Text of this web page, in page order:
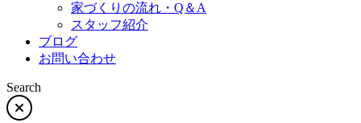
家づくりの流れ・Q＆A
スタッフ紹介
ブログ
お問い合わせ
Search